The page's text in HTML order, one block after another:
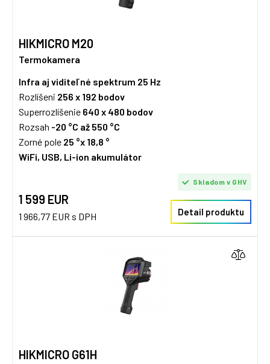
HIKMICRO M20
Termokamera
Infra aj viditeľné spektrum 25 Hz
Rozlíšeni 256 x 192 bodov
Superrozlíšenie 640 x 480 bodov
Rozsah -20 °C až 550 °C
Zorné pole 25 °x 18,8 °
WiFi, USB, Li-ion akumulátor
1 599 EUR
1 966,77 EUR s DPH
Skladom v GHV
Detail produktu
HIKMICRO G61H